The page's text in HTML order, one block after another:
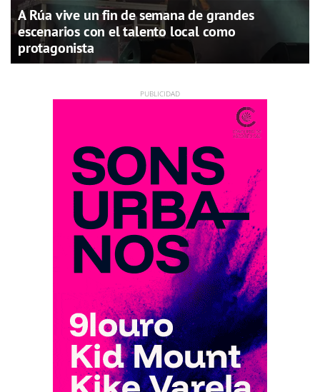
A Rúa vive un fin de semana de grandes
escenarios con el talento local como
protagonista